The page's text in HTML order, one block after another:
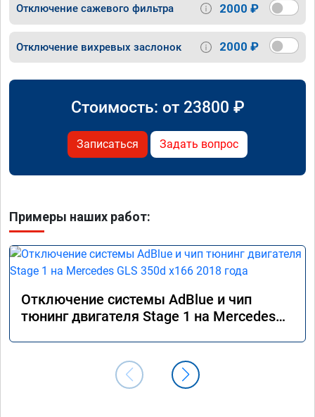
Отключение сажевого фильтра 2000 ₽
Отключение вихревых заслонок 2000 ₽
Стоимость: от 23800 ₽
Записаться Задать вопрос
Примеры наших работ:
Отключение системы AdBlue и чип
тюнинг двигателя Stage 1 на Mercedes